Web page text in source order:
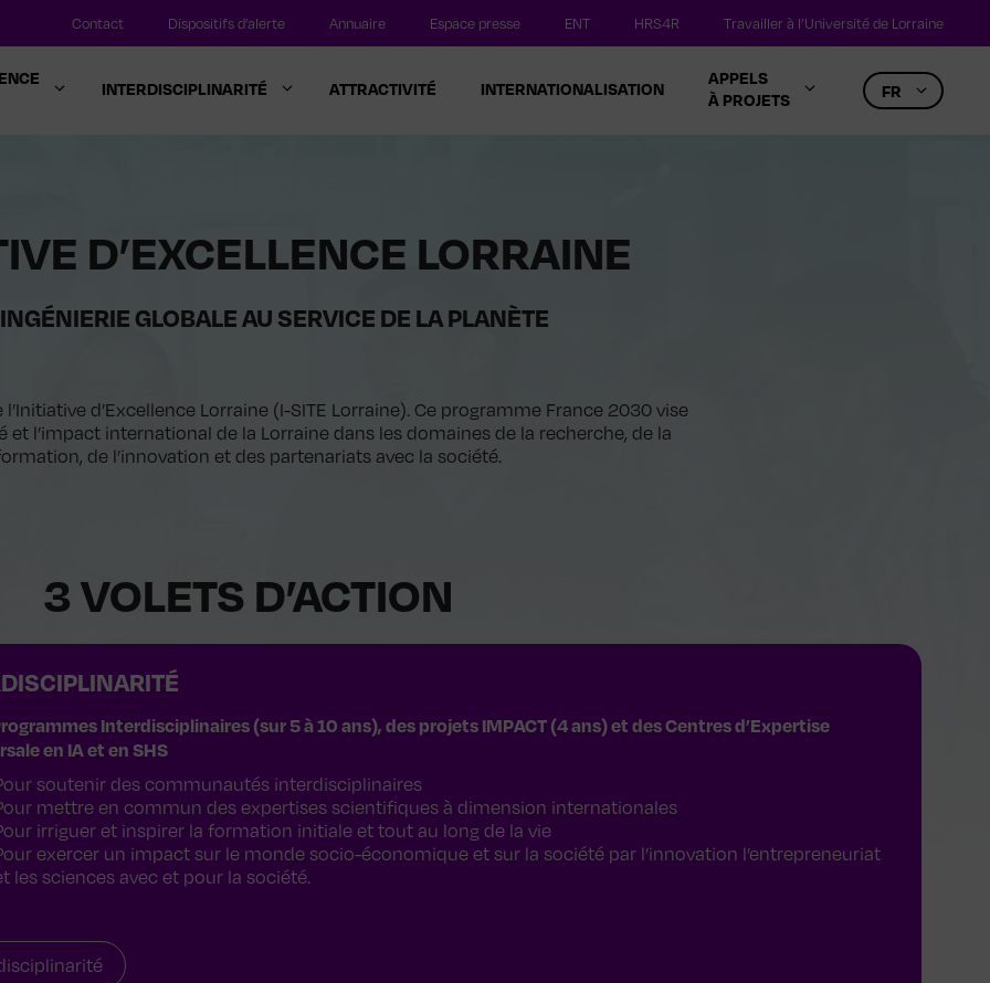
Contact Dispositifs d’alerte Annuaire Espace presse ENT HRS4R Travailler à l’Université de Lorraine
INTERDISCIPLINARITÉ ATTRACTIVITÉ INTERNATIONALISATION
APPELS
À PROJETS
FR
D’EXCELLENCE LORRAINE
GLOBALE AU SERVICE DE LA PLANÈTE
d’Excellence Lorraine (I-SITE Lorraine). Ce programme France 2030 vise
et l’impact international de la Lorraine dans les domaines de la recherche, de la
de l’innovation et des partenariats avec la société.
3 VOLETS D’ACTION
Interdisciplinaires (sur 5 à 10 ans), des projets IMPACT (4 ans) et des Centres d’Expertise
en IA et en SHS
soutenir des communautés interdisciplinaires
mettre en commun des expertises scientifiques à dimension internationales
irriguer et inspirer la formation initiale et tout au long de la vie
exercer un impact sur le monde socio-économique et sur la société par l’innovation l’entrepreneuriat
les sciences avec et pour la société.